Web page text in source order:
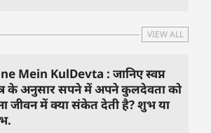
VIEW ALL
Mein KulDevta : जानिए स्वप्न
के अनुसार सपने में अपने कुलदेवता को
जीवन में क्या संकेत देती है? शुभ या